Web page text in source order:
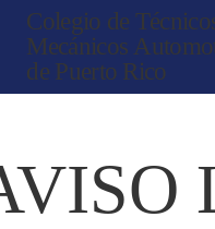
Colegio de
Mecánicos
de Puerto Rico